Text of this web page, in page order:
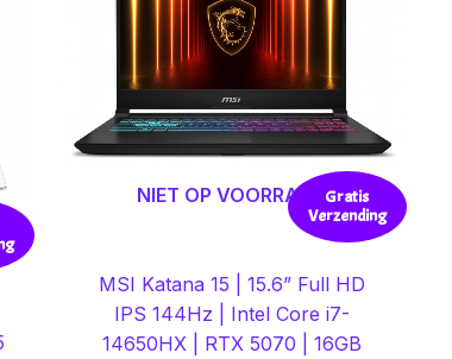
Gratis
Verzending
NIET OP VOORRAAD
MSI Katana 15 | 15.6” Full HD
IPS 144Hz | Intel Core i7-
14650HX | RTX 5070 | 16GB